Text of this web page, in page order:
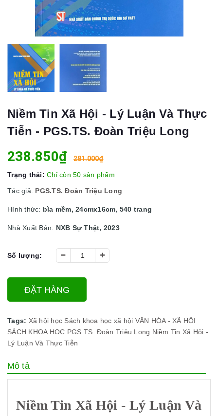
Niềm Tin Xã Hội - Lý Luận Và Thực
Tiễn - PGS.TS. Đoàn Triệu Long
238.850₫ 281.000₫
Trạng thái: Chỉ còn 50 sản phẩm
Tác giả: PGS.TS. Đoàn Triệu Long
Hình thức: bìa mềm, 24cmx16cm, 540 trang
Nhà Xuất Bản: NXB Sự Thật, 2023
Số lượng:
ĐẶT HÀNG
Tags: Xã hội học Sách khoa học xã hội VĂN HÓA - XÃ HỘI
SÁCH KHOA HỌC PGS.TS. Đoàn Triệu Long Niềm Tin Xã Hội -
Lý Luận Và Thực Tiễn
Mô tả
Niềm Tin Xã Hội - Lý Luận Và